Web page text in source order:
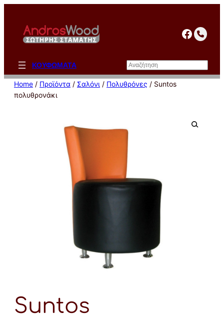
περιεχόμενο
ΚΟΥΦΩΜΑΤΑ Αναζήτηση
Home / Προϊόντα / Σαλόνι / Πολυθρόνες / Suntos
πολυθρονάκι
Suntos